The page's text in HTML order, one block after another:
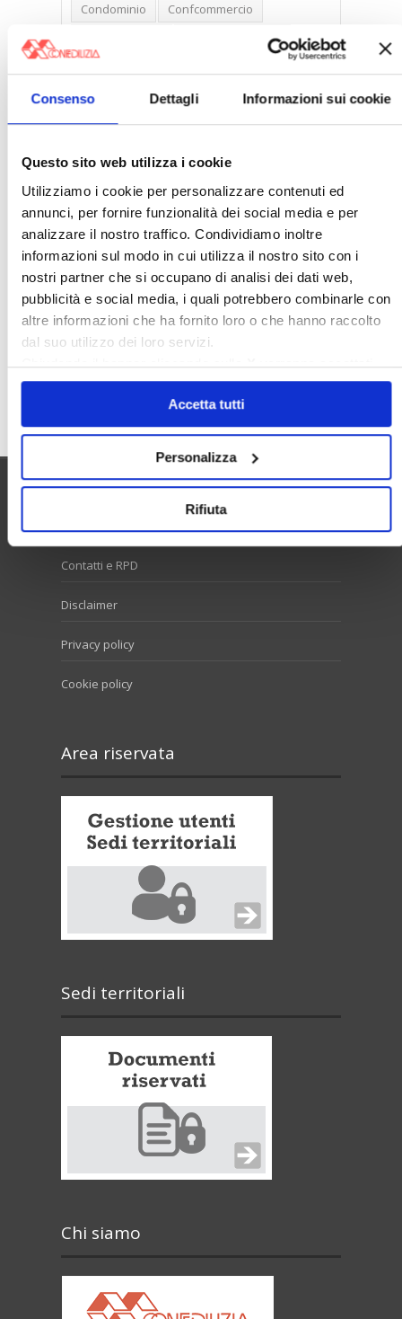
Consenso Dettagli Informazioni sui cookie
Questo sito web utilizza i cookie
Utilizziamo i cookie per personalizzare contenuti ed
annunci, per fornire funzionalità dei social media e per
analizzare il nostro traffico. Condividiamo inoltre
informazioni sul modo in cui utilizza il nostro sito con i
nostri partner che si occupano di analisi dei dati web,
pubblicità e social media, i quali potrebbero combinarle con
altre informazioni che ha fornito loro o che hanno raccolto
dal suo utilizzo dei loro servizi.
Chiudendo il banner cliccando sullaXverranno accettati
solo i cookie necessari.
Accetta tutti
Personalizza
Rifiuta
Condominio
Confcommercio
Detrazioni Edilizie
Gabetti Spa
Green Deal
Green Party
Ideologia Green
Irregolarità Formali
Prima Casa
Proprietari Casa
Rendite Catastali
Rivoluzioneliberale
Sunia
Trasferimenti
Treviso
Valore Case
Contatti e RPD
Disclaimer
Privacy policy
Cookie policy
Area riservata
Sedi territoriali
Chi siamo